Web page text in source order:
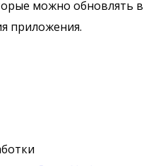
можно обновлять в
приложения.